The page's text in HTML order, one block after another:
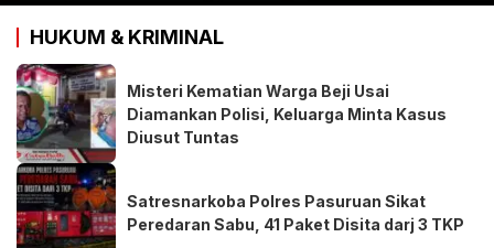
HUKUM & KRIMINAL
Misteri Kematian Warga Beji Usai
Diamankan Polisi, Keluarga Minta Kasus
Diusut Tuntas
Satresnarkoba Polres Pasuruan Sikat
Peredaran Sabu, 41 Paket Disita darj 3 TKP